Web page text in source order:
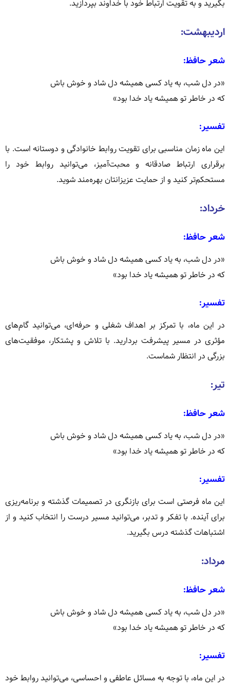
بگیرید و به تقویت ارتباط خود با خداوند بپردازید.
اردیبهشت:
شعر حافظ:
«در دل شب، به یاد کسی همیشه دل شاد و خوش باش
که در خاطر تو همیشه یاد خدا بود»
تفسیر:
این ماه زمان مناسبی برای تقویت روابط خانوادگی و دوستانه است. با
برقراری ارتباط صادقانه و محبت‌آمیز، می‌توانید روابط خود را
مستحکم‌تر کنید و از حمایت عزیزانتان بهره‌مند شوید.
خرداد:
شعر حافظ:
«در دل شب، به یاد کسی همیشه دل شاد و خوش باش
که در خاطر تو همیشه یاد خدا بود»
تفسیر:
در این ماه، با تمرکز بر اهداف شغلی و حرفه‌ای، می‌توانید گام‌های
مؤثری در مسیر پیشرفت بردارید. با تلاش و پشتکار، موفقیت‌های
بزرگی در انتظار شماست.
تیر:
شعر حافظ:
«در دل شب، به یاد کسی همیشه دل شاد و خوش باش
که در خاطر تو همیشه یاد خدا بود»
تفسیر:
این ماه فرصتی است برای بازنگری در تصمیمات گذشته و برنامه‌ریزی
برای آینده. با تفکر و تدبر، می‌توانید مسیر درست را انتخاب کنید و از
اشتباهات گذشته درس بگیرید.
مرداد:
شعر حافظ:
«در دل شب، به یاد کسی همیشه دل شاد و خوش باش
که در خاطر تو همیشه یاد خدا بود»
تفسیر:
در این ماه، با توجه به مسائل عاطفی و احساسی، می‌توانید روابط خود